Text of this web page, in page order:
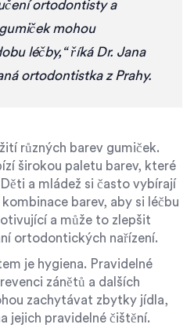
ortodontisty a
mohou
léčby,“ říká Dr. Jana
ortodontistka z Prahy.
různých barev gumiček.
širokou paletu barev, které
a mládež si často vybírají
barev, aby si léčbu
a může to zlepšit
ortodontických nařízení.
je hygiena. Pravidelné
zánětů a dalších
zachytávat zbytky jídla,
jejich pravidelné čištění.